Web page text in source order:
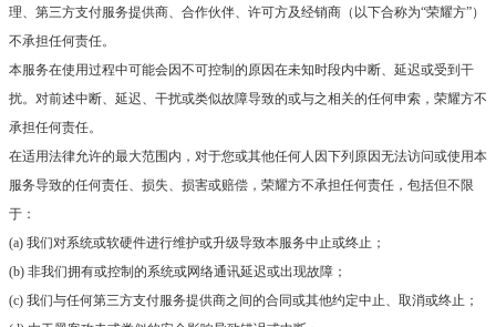
理、第三方支付服务提供商、合作伙伴、许可方及经销商（以下合称为“荣耀方”）
不承担任何责任。
本服务在使用过程中可能会因不可控制的原因在未知时段内中断、延迟或受到干
扰。对前述中断、延迟、干扰或类似故障导致的或与之相关的任何申索，荣耀方不
承担任何责任。
在适用法律允许的最大范围内，对于您或其他任何人因下列原因无法访问或使用本
服务导致的任何责任、损失、损害或赔偿，荣耀方不承担任何责任，包括但不限
于：
(a) 我们对系统或软硬件进行维护或升级导致本服务中止或终止；
(b) 非我们拥有或控制的系统或网络通讯延迟或出现故障；
(c) 我们与任何第三方支付服务提供商之间的合同或其他约定中止、取消或终止；